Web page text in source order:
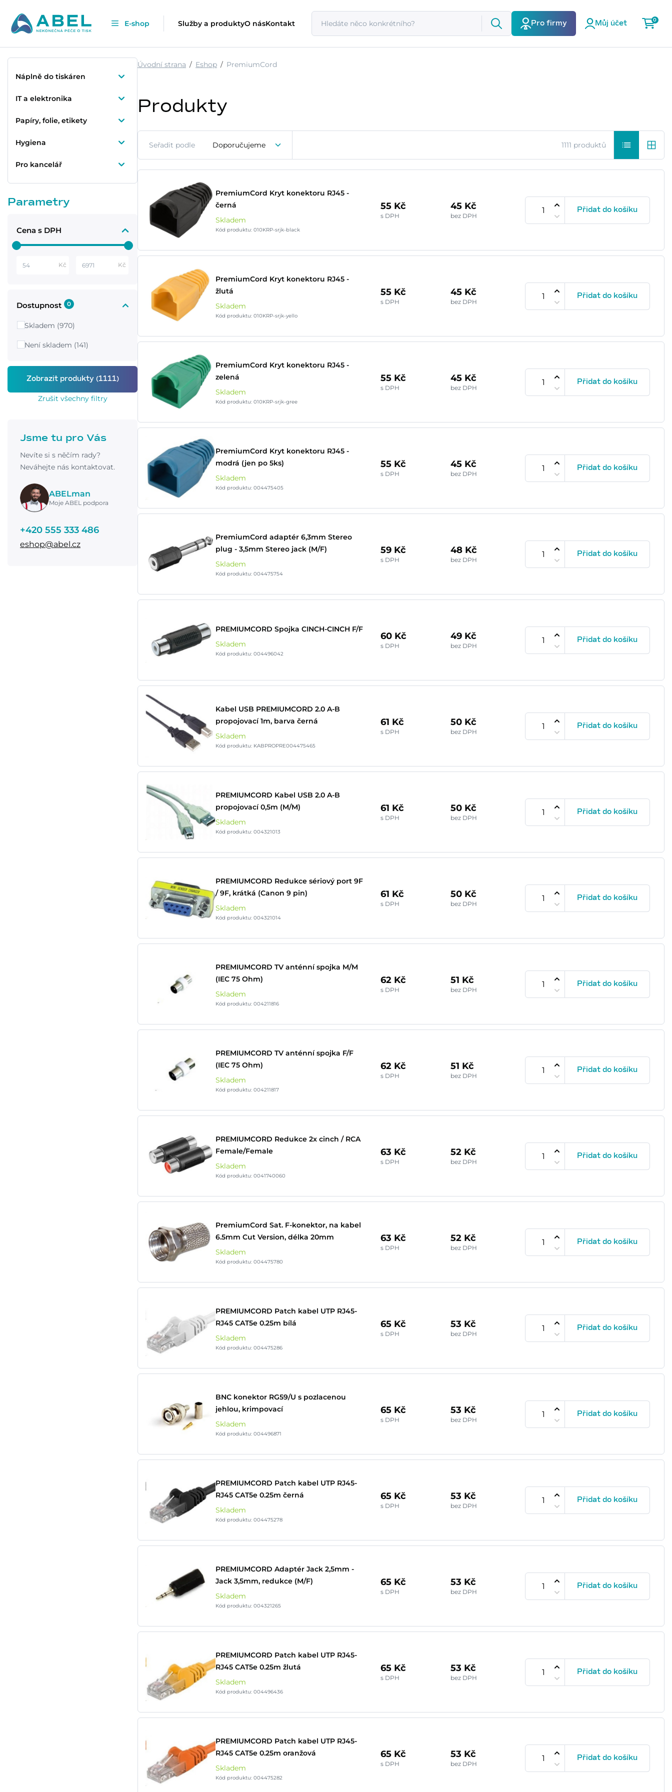
E-shop Služby a produktyO násKontakt Pro firmy Můj účet
0
Náplně do tiskáren
IT a elektronika
Papíry, folie, etikety
Hygiena
Pro kancelář
Parametry
Cena s DPH
Kč Kč
Dostupnost 0
Skladem (970)
Není skladem (141)
Zrušit všechny filtry
Jsme tu pro Vás
Nevíte si s něčím rady?
Neváhejte nás kontaktovat.
ABELman
Moje ABEL podpora
+420 555 333 486
eshop@abel.cz
Úvodní strana Eshop PremiumCord
Produkty
Seřadit podle Doporučujeme 1111 produktů
PremiumCord Kryt konektoru RJ45 -
černá
Skladem
Kód produktu: 010KRP-srjk-black
55 Kč
s DPH
45 Kč
bez DPH
Přidat do košíku
PremiumCord Kryt konektoru RJ45 -
žlutá
Skladem
Kód produktu: 010KRP-srjk-yello
55 Kč
s DPH
45 Kč
bez DPH
Přidat do košíku
PremiumCord Kryt konektoru RJ45 -
zelená
Skladem
Kód produktu: 010KRP-srjk-gree
55 Kč
s DPH
45 Kč
bez DPH
Přidat do košíku
PremiumCord Kryt konektoru RJ45 -
modrá (jen po 5ks)
Skladem
Kód produktu: 004475405
55 Kč
s DPH
45 Kč
bez DPH
Přidat do košíku
PremiumCord adaptér 6,3mm Stereo
plug - 3,5mm Stereo jack (M/F)
Skladem
Kód produktu: 004475754
59 Kč
s DPH
48 Kč
bez DPH
Přidat do košíku
PREMIUMCORD Spojka CINCH-CINCH F/F
Skladem
Kód produktu: 004496042
60 Kč
s DPH
49 Kč
bez DPH
Přidat do košíku
Kabel USB PREMIUMCORD 2.0 A-B
propojovací 1m, barva černá
Skladem
Kód produktu: KABPROPRE004475465
61 Kč
s DPH
50 Kč
bez DPH
Přidat do košíku
PREMIUMCORD Kabel USB 2.0 A-B
propojovací 0,5m (M/M)
Skladem
Kód produktu: 004321013
61 Kč
s DPH
50 Kč
bez DPH
Přidat do košíku
PREMIUMCORD Redukce sériový port 9F
/ 9F, krátká (Canon 9 pin)
Skladem
Kód produktu: 004321014
61 Kč
s DPH
50 Kč
bez DPH
Přidat do košíku
PREMIUMCORD TV anténní spojka M/M
(IEC 75 Ohm)
Skladem
Kód produktu: 004211816
62 Kč
s DPH
51 Kč
bez DPH
Přidat do košíku
PREMIUMCORD TV anténní spojka F/F
(IEC 75 Ohm)
Skladem
Kód produktu: 004211817
62 Kč
s DPH
51 Kč
bez DPH
Přidat do košíku
PREMIUMCORD Redukce 2x cinch / RCA
Female/Female
Skladem
Kód produktu: 0041740060
63 Kč
s DPH
52 Kč
bez DPH
Přidat do košíku
PremiumCord Sat. F-konektor, na kabel
6.5mm Cut Version, délka 20mm
Skladem
Kód produktu: 004475780
63 Kč
s DPH
52 Kč
bez DPH
Přidat do košíku
PREMIUMCORD Patch kabel UTP RJ45-
RJ45 CAT5e 0.25m bílá
Skladem
Kód produktu: 004475286
65 Kč
s DPH
53 Kč
bez DPH
Přidat do košíku
BNC konektor RG59/U s pozlacenou
jehlou, krimpovací
Skladem
Kód produktu: 004496871
65 Kč
s DPH
53 Kč
bez DPH
Přidat do košíku
PREMIUMCORD Patch kabel UTP RJ45-
RJ45 CAT5e 0.25m černá
Skladem
Kód produktu: 004475278
65 Kč
s DPH
53 Kč
bez DPH
Přidat do košíku
PREMIUMCORD Adaptér Jack 2,5mm -
Jack 3,5mm, redukce (M/F)
Skladem
Kód produktu: 004321265
65 Kč
s DPH
53 Kč
bez DPH
Přidat do košíku
PREMIUMCORD Patch kabel UTP RJ45-
RJ45 CAT5e 0.25m žlutá
Skladem
Kód produktu: 004496436
65 Kč
s DPH
53 Kč
bez DPH
Přidat do košíku
PREMIUMCORD Patch kabel UTP RJ45-
RJ45 CAT5e 0.25m oranžová
Skladem
Kód produktu: 004475282
65 Kč
s DPH
53 Kč
bez DPH
Přidat do košíku